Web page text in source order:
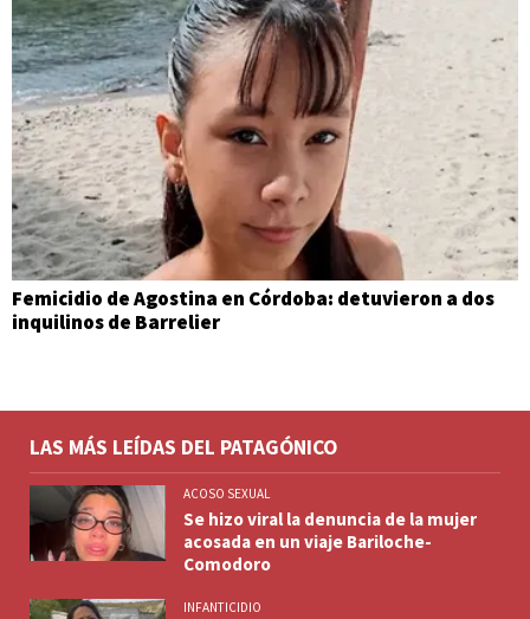
Femicidio de Agostina en Córdoba: detuvieron a dos
inquilinos de Barrelier
LAS MÁS LEÍDAS DEL PATAGÓNICO
ACOSO SEXUAL
Se hizo viral la denuncia de la mujer
acosada en un viaje Bariloche-
Comodoro
INFANTICIDIO